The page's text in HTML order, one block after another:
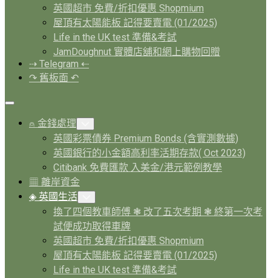
英國超市 免費/折扣優惠 Shopmium
屋頂有太陽能板 記得要賣電 (01/2025)
Life in the UK test 準備&考試
JamDoughnut 實體店舖和網上購物回贈
⇢ Telegram ⇠
↷ 舊板面 ↶
Expand
⍝ 金錢處理
Child
Menu
英國彩票債券 Premium Bonds (含實測數據)
英國銀行的小金額高利率活期存款( Oct 2023)
Citibank 免費匯款 入美金/港元範例教學
▦ 離岸資金
Current
Page
Parent
◈ 英國生活
Child
Menu
換了四個教車師傅 ❃ 改了五次考期 ❃ 終第一次考
試便成功取得車牌
英國超市 免費/折扣優惠 Shopmium
屋頂有太陽能板 記得要賣電 (01/2025)
Life in the UK test 準備&考試